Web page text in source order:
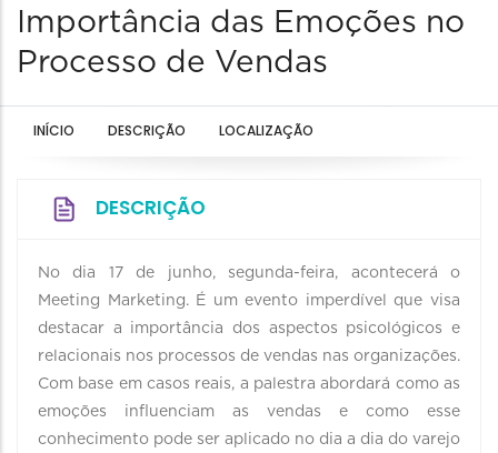
Importância das Emoções no
Processo de Vendas
INÍCIO DESCRIÇÃO LOCALIZAÇÃO
DESCRIÇÃO
No dia 17 de junho, segunda-feira, acontecerá o
Meeting Marketing. É um evento imperdível que visa
destacar a importância dos aspectos psicológicos e
relacionais nos processos de vendas nas organizações.
Com base em casos reais, a palestra abordará como as
emoções influenciam as vendas e como esse
conhecimento pode ser aplicado no dia a dia do varejo